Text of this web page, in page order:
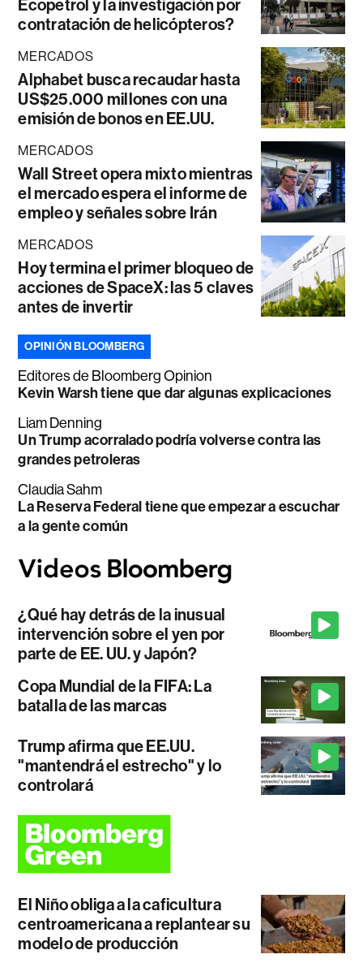
Ecopetrol y la investigación por
contratación de helicópteros?
MERCADOS
Alphabet busca recaudar hasta
US$25.000 millones con una
emisión de bonos en EE.UU.
MERCADOS
Wall Street opera mixto mientras
el mercado espera el informe de
empleo y señales sobre Irán
MERCADOS
Hoy termina el primer bloqueo de
acciones de SpaceX: las 5 claves
antes de invertir
OPINIÓN BLOOMBERG
Editores de Bloomberg Opinion
Kevin Warsh tiene que dar algunas explicaciones
Liam Denning
Un Trump acorralado podría volverse contra las
grandes petroleras
Claudia Sahm
La Reserva Federal tiene que empezar a escuchar
a la gente común
¿Qué hay detrás de la inusual
intervención sobre el yen por
parte de EE. UU. y Japón?
Copa Mundial de la FIFA: La
batalla de las marcas
Trump afirma que EE.UU.
"mantendrá el estrecho" y lo
controlará
El Niño obliga a la caficultura
centroamericana a replantear su
modelo de producción